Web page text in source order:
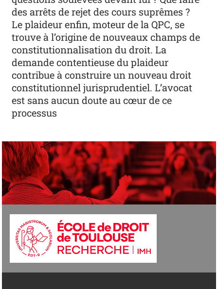
des arrêts de rejet des cours suprêmes ?
Le plaideur enfin, moteur de la QPC, se
trouve à l’origine de nouveaux champs de
constitutionnalisation du droit. La
demande contentieuse du plaideur
contribue à construire un nouveau droit
constitutionnel jurisprudentiel. L’avocat
est sans aucun doute au cœur de ce
processus